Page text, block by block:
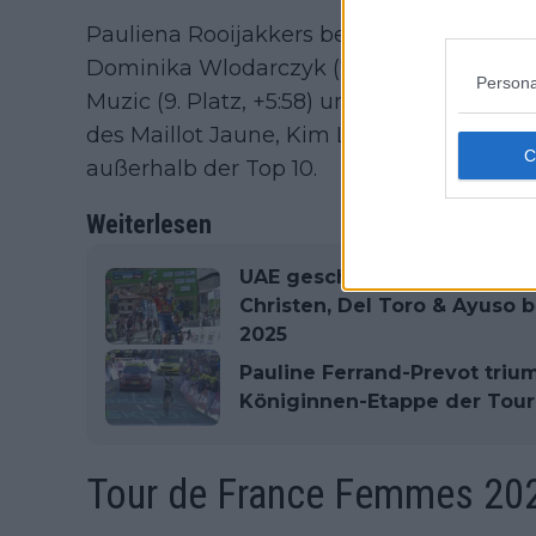
Pauliena Rooijakkers belegt Platz 6 mit
Dominika Wlodarczyk (7. Platz, +5:02),
Muzic (9. Platz, +5:58) und Juliette Labous
des Maillot Jaune, Kim Le Court, liegt nun
außerhalb der Top 10.
Weiterlesen
UAE geschlagen! Giulio
Christen, Del Toro & Ayuso
2025
Pauline Ferrand-Prevot
Königinnen-Etappe der
Tour de France Femmes